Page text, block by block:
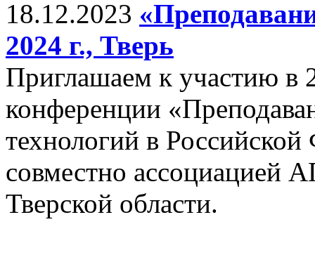
18.12.2023
2024 г., Тверь
Приглашаем к участию в
конференции
технологий в
совместно ассоциацией
Тверской области.